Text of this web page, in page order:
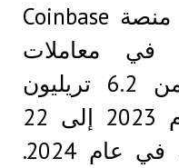
الأهمية المالية أعلنت منصة Coinbase
في معاملات
العملات المستقرة، من 6.2 تريليون
دولار أمريكي في عام 2023 إلى 22
تريليون دولار أمريكي في عام 2024.